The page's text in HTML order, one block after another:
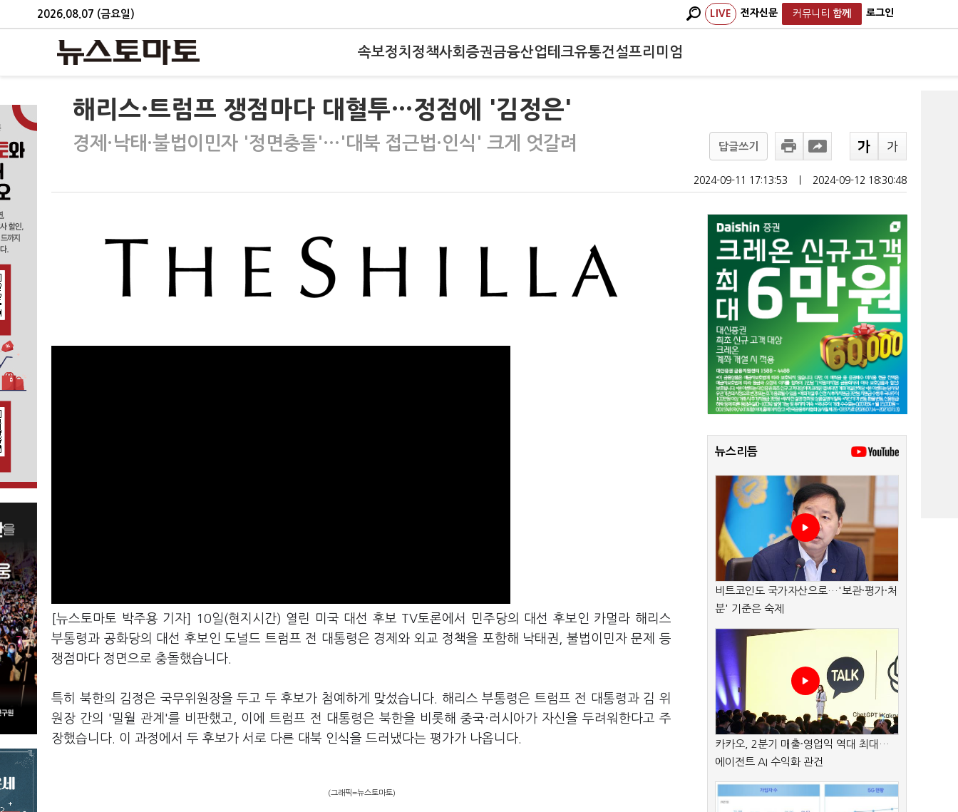
2026.08.07 (금요일) LIVE 전자신문 커뮤니티 함께 로그인
속보정치 정책사회 증권금융산업테크유통건설프리미엄
해리스·트럼프 쟁점마다 대혈투…정점에 '김정은'
경제·낙태·불법이민자 '정면충돌'…'대북 접근법·인식' 크게 엇갈려 답글쓰기
2024-09-11 17:13:53 2024-09-12 18:30:48
[뉴스토마토 박주용 기자] 10일(현지시간) 열린 미국 대선 후보 TV토론에서 민주당의 대선 후보인 카멀라 해리스
부통령과 공화당의 대선 후보인 도널드 트럼프 전 대통령은 경제와 외교 정책을 포함해 낙태권, 불법이민자 문제 등
쟁점마다 정면으로 충돌했습니다.
특히 북한의 김정은 국무위원장을 두고 두 후보가 첨예하게 맞섰습니다. 해리스 부통령은 트럼프 전 대통령과 김 위
원장 간의 '밀월 관계'를 비판했고, 이에 트럼프 전 대통령은 북한을 비롯해 중국·러시아가 자신을 두려워한다고 주
장했습니다. 이 과정에서 두 후보가 서로 다른 대북 인식을 드러냈다는 평가가 나옵니다.
(그래픽=뉴스토마토)
뉴스리듬
비트코인도 국가자산으로…'보관·평가·처
분' 기준은 숙제
카카오, 2분기 매출·영업익 역대 최대…
에이전트 AI 수익화 관건